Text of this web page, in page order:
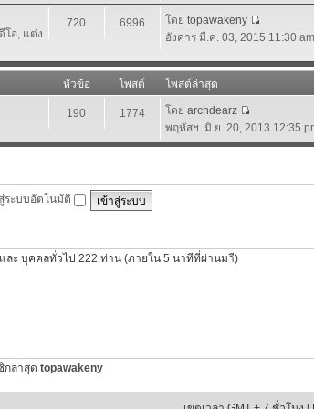
โอ, แต่ง
720 6996 โดย topawakeny
อังคาร มี.ค. 03, 2015 11:30 am
หัวข้อ โพสต์
โพสต์ล่าสุด
190 1774 โดย archdearz
พฤหัสฯ. มิ.ย. 20, 2013 12:35
ระบบอัตโนมัติ
ะ บุคคลทั่วไป 222 ท่าน (ภายใน 5 นาทีที่ผ่านมาี)
กล่าสุด topawakeny